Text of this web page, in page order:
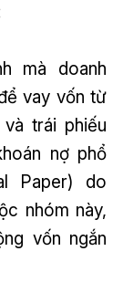
mà doanh
vay vốn từ
trái phiếu
nợ phổ
Paper) do
nhóm này,
vốn ngắn